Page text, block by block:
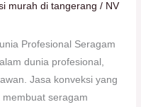
murah di tangerang / NV
Profesional Seragam
dunia profesional,
Jasa konveksi yang
seragam